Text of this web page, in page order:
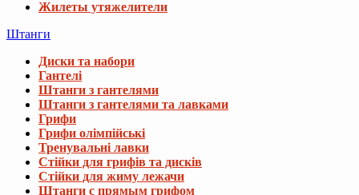
Жилеты утяжелители
Штанги
Диски та набори
Гантелі
Штанги з гантелями
Штанги з гантелями та лавками
Грифи
Грифи олімпійські
Тренувальні лавки
Стійки для грифів та дисків
Стійки для жиму лежачи
Штанги с прямым грифом